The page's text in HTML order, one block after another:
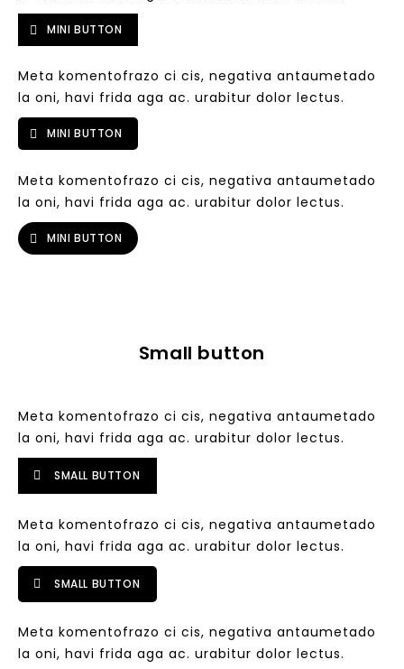
MINI BUTTON
Meta komentofrazo ci cis, negativa antaumetado
la oni, havi frida aga ac. urabitur dolor lectus.
MINI BUTTON
Meta komentofrazo ci cis, negativa antaumetado
la oni, havi frida aga ac. urabitur dolor lectus.
MINI BUTTON
Small button
Meta komentofrazo ci cis, negativa antaumetado
la oni, havi frida aga ac. urabitur dolor lectus.
SMALL BUTTON
Meta komentofrazo ci cis, negativa antaumetado
la oni, havi frida aga ac. urabitur dolor lectus.
SMALL BUTTON
Meta komentofrazo ci cis, negativa antaumetado
la oni, havi frida aga ac. urabitur dolor lectus.